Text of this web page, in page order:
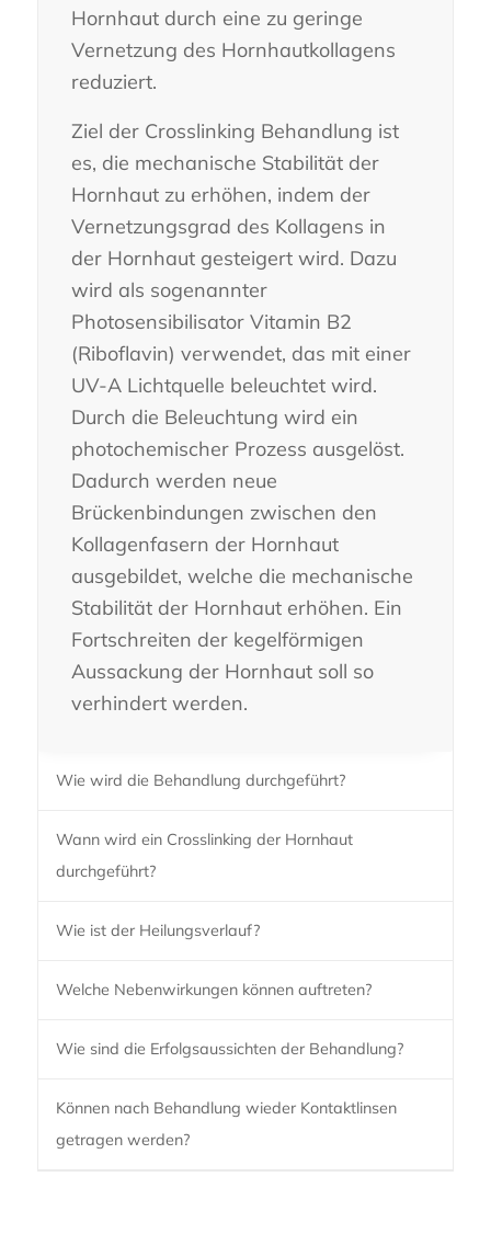
Hornhaut durch eine zu geringe
Vernetzung des Hornhautkollagens
reduziert.
Ziel der Crosslinking Behandlung ist
es, die mechanische Stabilität der
Hornhaut zu erhöhen, indem der
Vernetzungsgrad des Kollagens in
der Hornhaut gesteigert wird. Dazu
wird als sogenannter
Photosensibilisator Vitamin B2
(Riboflavin) verwendet, das mit einer
UV-A Lichtquelle beleuchtet wird.
Durch die Beleuchtung wird ein
photochemischer Prozess ausgelöst.
Dadurch werden neue
Brückenbindungen zwischen den
Kollagenfasern der Hornhaut
ausgebildet, welche die mechanische
Stabilität der Hornhaut erhöhen. Ein
Fortschreiten der kegelförmigen
Aussackung der Hornhaut soll so
verhindert werden.
Wie wird die Behandlung durchgeführt?
Wann wird ein Crosslinking der Hornhaut
durchgeführt?
Wie ist der Heilungsverlauf?
Welche Nebenwirkungen können auftreten?
Wie sind die Erfolgsaussichten der Behandlung?
Können nach Behandlung wieder Kontaktlinsen
getragen werden?